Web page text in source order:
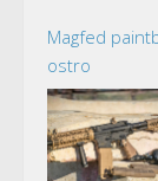
Magfed
ostro